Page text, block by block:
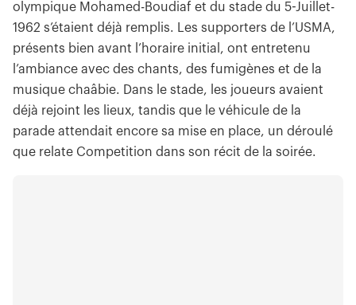
olympique Mohamed-Boudiaf et du stade du 5-Juillet-
1962 s’étaient déjà remplis. Les supporters de l’USMA,
présents bien avant l’horaire initial, ont entretenu
l’ambiance avec des chants, des fumigènes et de la
musique chaâbie. Dans le stade, les joueurs avaient
déjà rejoint les lieux, tandis que le véhicule de la
parade attendait encore sa mise en place, un déroulé
que relate Competition dans son récit de la soirée.